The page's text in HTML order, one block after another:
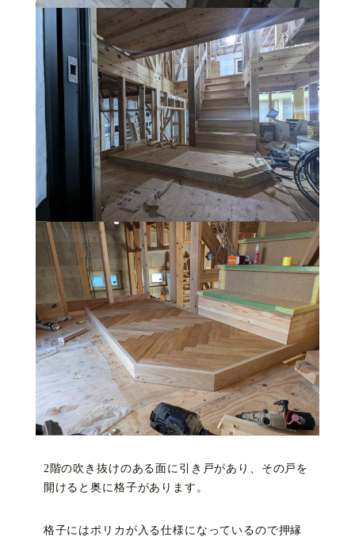
2階の吹き抜けのある面に引き戸があり、その戸を
開けると奥に格子があります。
格子にはポリカが入る仕様になっているので押縁